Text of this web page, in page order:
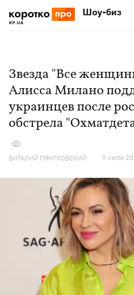
Шоу-биз
Звезда "Все
Алисса Милано
украинцев после
обстрела
ВИТАЛИЙ ПЯНТКОВСКИЙ 9 июля